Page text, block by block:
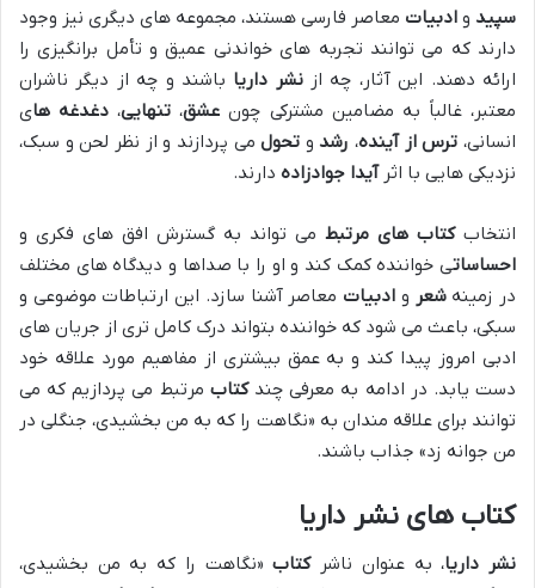
سپید و ادبیات معاصر فارسی هستند، مجموعه های دیگری نیز وجود
دارند که می توانند تجربه های خواندنی عمیق و تأمل برانگیزی را
ارائه دهند. این آثار، چه ازنشر داریا باشند و چه از دیگر ناشران
معتبر، غالباً به مضامین مشترکی چون عشق، تنهایی، دغدغه های
انسانی، ترس از آینده، رشدو تحولمی پردازند و از نظر لحن و سبک،
نزدیکی هایی با اثرآیدا جوادزاده دارند.
انتخابکتاب های مرتبط می تواند به گسترش افق های فکری و
احساساتی خواننده کمک کند و او را با صداها و دیدگاه های مختلف
در زمینهشعر و ادبیات معاصر آشنا سازد. این ارتباطات موضوعی و
سبکی، باعث می شود که خواننده بتواند درک کامل تری از جریان های
ادبی امروز پیدا کند و به عمق بیشتری از مفاهیم مورد علاقه خود
دست یابد. در ادامه به معرفی چندکتاب مرتبط می پردازیم که می
توانند برای علاقه مندان به «نگاهت را که به من بخشیدی، جنگلی در
من جوانه زد» جذاب باشند.
کتاب های نشر داریا
نشر داریا، به عنوان ناشرکتاب«نگاهت را که به من بخشیدی،